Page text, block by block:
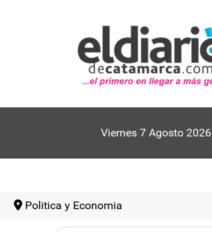
Viernes 7 Agosto 2026
Politica y Economia